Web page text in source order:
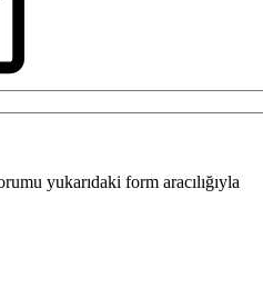
yukarıdaki form aracılığıyla